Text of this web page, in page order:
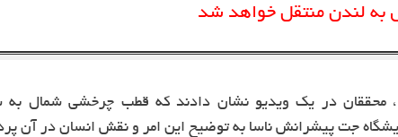
به لندن منتقل خواهد شد
در سال 2000، محققان در یک ویدیو نشان دادند که قطب چرخشی
جت پیشرانش ناسا به توضیح این امر و نقش انسان در آن